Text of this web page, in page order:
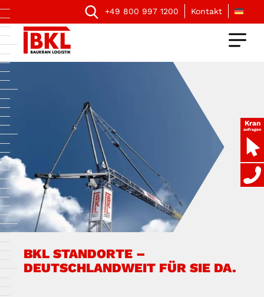
+49 800 997 1200 Kontakt
BKL STANDORTE –
DEUTSCHLANDWEIT FÜR SIE DA.
Kran
anfragen